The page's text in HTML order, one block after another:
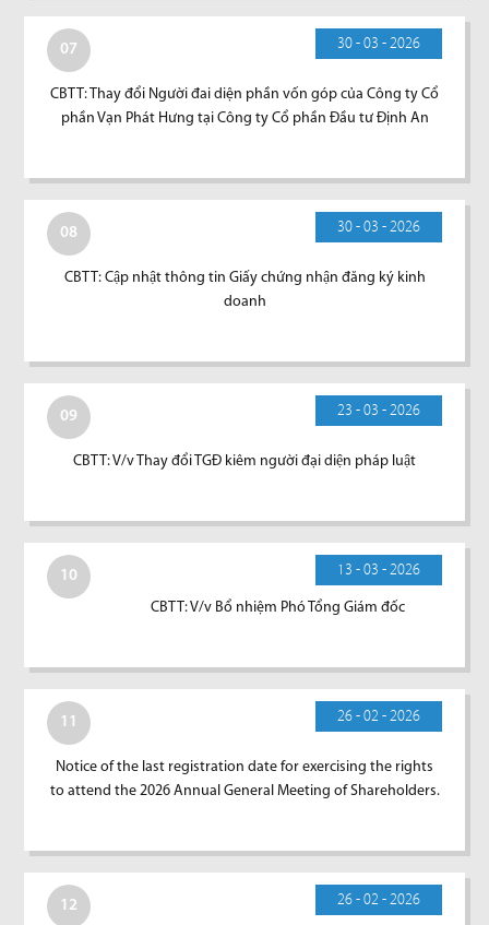
07 30 - 03 - 2026
CBTT: Thay đổi Người đai diện phần vốn góp của Công ty Cổ
phần Vạn Phát Hưng tại Công ty Cổ phần Đầu tư Định An
08 30 - 03 - 2026
CBTT: Cập nhật thông tin Giấy chứng nhận đăng ký kinh
doanh
09 23 - 03 - 2026
CBTT: V/v Thay đổi TGĐ kiêm người đại diện pháp luật
10 13 - 03 - 2026
CBTT: V/v Bổ nhiệm Phó Tổng Giám đốc
11 26 - 02 - 2026
Notice of the last registration date for exercising the rights
to attend the 2026 Annual General Meeting of Shareholders.
12 26 - 02 - 2026